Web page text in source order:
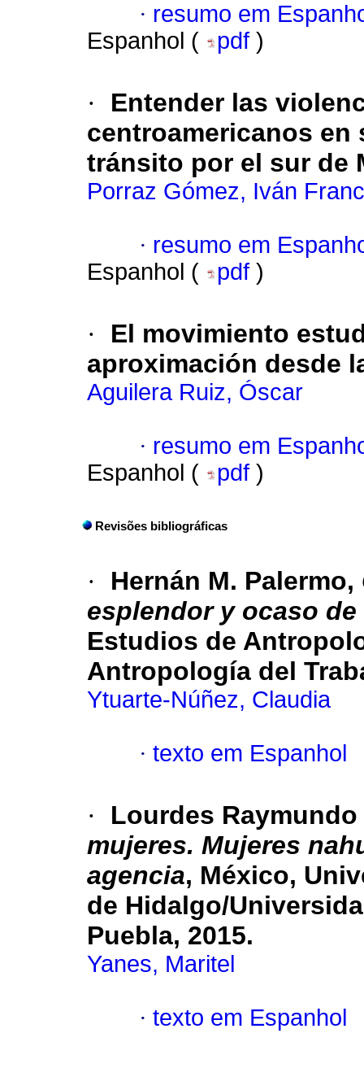
· resumo em
Espanhol (
pdf )
·
Entender las
centroamericanos en
tránsito por el sur de
Porraz Gómez, Iván
· resumo em
Espanhol (
pdf )
·
El movimiento
aproximación desde
Aguilera Ruiz, Óscar
· resumo em
Espanhol (
pdf )
Revisões bibliográficas
· Hernán M. Palermo,
esplendor y ocaso de
Estudios de
Antropología del
Ytuarte-Núñez, Claudia
· texto em Espanhol
·
Lourdes
mujeres. Mujeres
agencia, México,
de Hidalgo/
Puebla, 2015.
Yanes, Maritel
· texto em Espanhol